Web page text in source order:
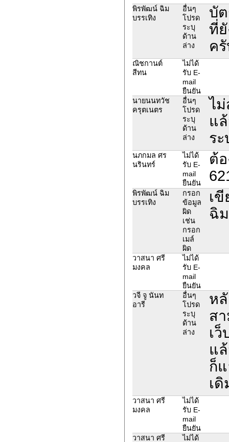
พิรพัฒน์ ฉิม
บรรเทิง
อื่นๆ
โปรด
ระบุ
ด้าน
ล่าง
บั
ที่
ค
ณิชกานต์
สีทน
ไม่ได้
รับ E-
mail
ยืนยัน
นายนนทวัช
ครุตเนตร
อื่นๆ
โปรด
ระบุ
ด้าน
ล่าง
ไ
แ
ร
นภกมล ศร
นรินทร์
ไม่ได้
รับ E-
mail
ยืนยัน
ต้
พิรพัฒน์ ฉิม
บรรเทิง
กรอก
ข้อมูล
ผิด
เช่น
กรอก
เมล์
ผิด
เ
ฉิ
วาสนา ศรี
มงคล
ไม่ได้
รับ E-
mail
ยืนยัน
วจี จู นันท
อารี
อื่นๆ
โปรด
ระบุ
ด้าน
ล่าง
ห
ส
เ
แ
ก็
เ
วาสนา ศรี
มงคล
ไม่ได้
รับ E-
mail
ยืนยัน
วาสนา ศรี
ไม่ได้